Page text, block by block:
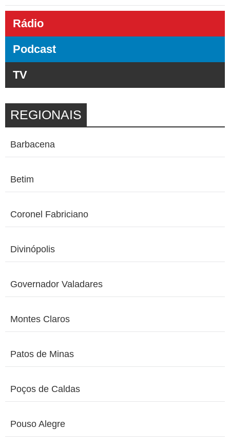
Rádio
Podcast
TV
REGIONAIS
Barbacena
Betim
Coronel Fabriciano
Divinópolis
Governador Valadares
Montes Claros
Patos de Minas
Poços de Caldas
Pouso Alegre